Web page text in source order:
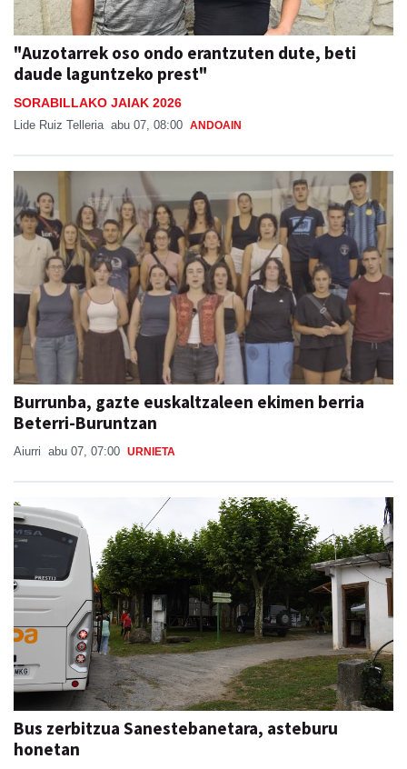
"Auzotarrek oso ondo erantzuten dute, beti
daude laguntzeko prest"
SORABILLAKO JAIAK 2026
Lide Ruiz Telleria abu 07, 08:00 ANDOAIN
Burrunba, gazte euskaltzaleen ekimen berria
Beterri-Buruntzan
Aiurri abu 07, 07:00 URNIETA
Bus zerbitzua Sanestebanetara, asteburu
honetan